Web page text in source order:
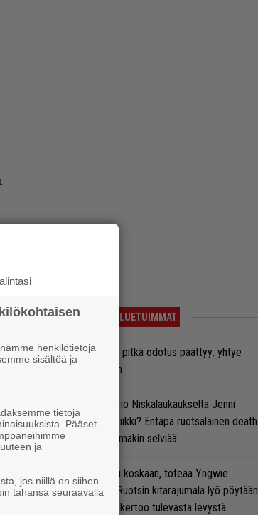
LUETUIMMAT
Weezer-fanien pitkä odotus päättyy: yhtye
tulee Suomeen
Miten taipuu Trio Niskalaukaukselta Jenni
Vartiaisen musiikki? Entäpä ruotsalainen death
metal? Pian tämäkin selviää
Se on nyt tai ei koskaan, toteaa Yngwie
Malmsteen – Ruotsin kitarajumala lyö pöytään
uuden biisin ja kertoo tulevasta levystä
henkilötietoja
sisältöä ja
tietoja
Pääset
ja
jos niillä on siihen
tahansa seuraavalla